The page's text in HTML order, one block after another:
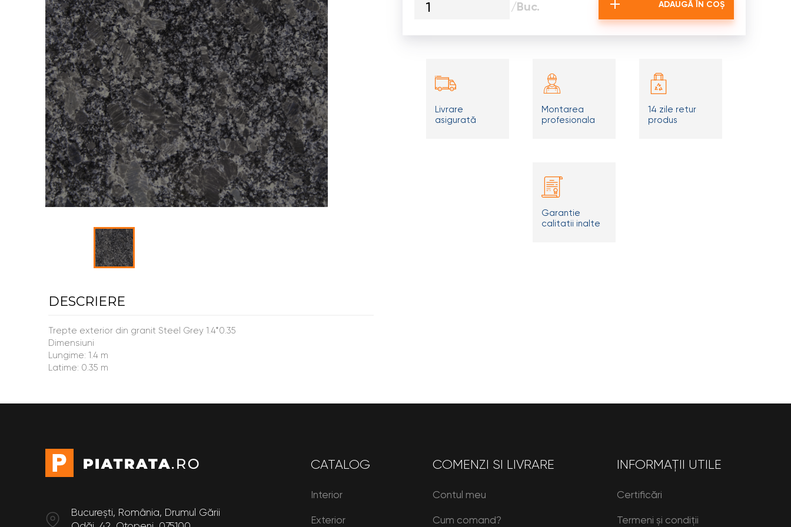
DESCRIERE
Trepte exterior din granit Steel Grey 1.4*0.35
Dimensiuni
Lungime: 1.4 m
Latime: 0.35 m
/Buc. ADAUGĂ ÎN COȘ
Livrare
asigurată
Montarea
profesionala
14 zile retur
produs
Garantie
calitatii inalte
București, România, Drumul Gării
CATALOG
Interior
Exterior
COMENZI SI LIVRARE
Contul meu
Cum comand?
INFORMAȚII UTILE
Certificări
Termeni și condiții